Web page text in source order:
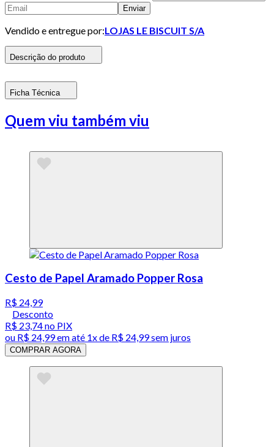
Enviar
Vendido e entregue por:LOJAS LE BISCUIT S/A
Descrição do produto
Ficha Técnica
Quem viu também viu
Cesto de Papel Aramado Popper Rosa
R$ 24,99
Desconto
R$ 23,74no PIX
ou R$ 24,99em até 1x de R$ 24,99sem juros
COMPRAR AGORA